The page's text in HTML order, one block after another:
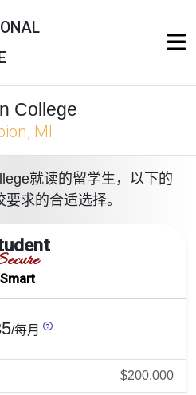
College
MI
就读的留学生，以下的
求的合适选择。
Smart
/每月
$200,000